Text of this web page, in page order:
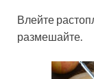
Влейте
размешайте.